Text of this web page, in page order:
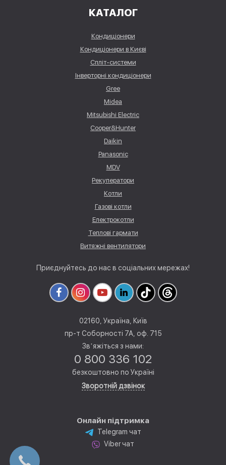
КАТАЛОГ
Кондиціонери
Кондиціонери в Києві
Спліт-системи
Інверторні кондиціонери
Gree
Midea
Mitsubishi Electric
Cooper&Hunter
Daikin
Panasonic
MDV
Рекуператори
Котли
Газові котли
Електрокотли
Теплові гармати
Витяжні вентилятори
Приєднуйтесь до нас в соціальних мережах!
02160, Україна, Київ
пр-т Соборності 7А, оф. 715
Звʼяжіться з нами:
0 800 336 102
безкоштовно по Україні
Зворотній дзвінок
Онлайн підтримка
Telegram чат
Viber чат